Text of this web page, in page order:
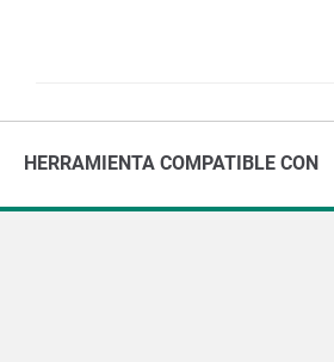
HERRAMIENTA COMPATIBLE CON